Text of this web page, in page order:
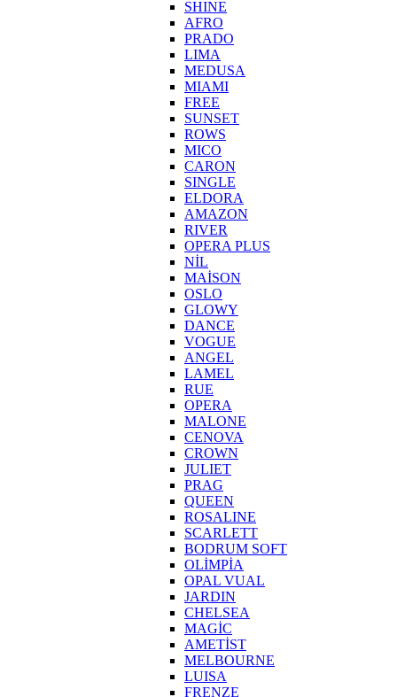
SHINE
AFRO
PRADO
LIMA
MEDUSA
MIAMI
FREE
SUNSET
ROWS
MICO
CARON
SINGLE
ELDORA
AMAZON
RIVER
OPERA PLUS
NİL
MAİSON
OSLO
GLOWY
DANCE
VOGUE
ANGEL
LAMEL
RUE
OPERA
MALONE
CENOVA
CROWN
JULIET
PRAG
QUEEN
ROSALINE
SCARLETT
BODRUM SOFT
OLİMPİA
OPAL VUAL
JARDIN
CHELSEA
MAGİC
AMETİST
MELBOURNE
LUISA
FRENZE